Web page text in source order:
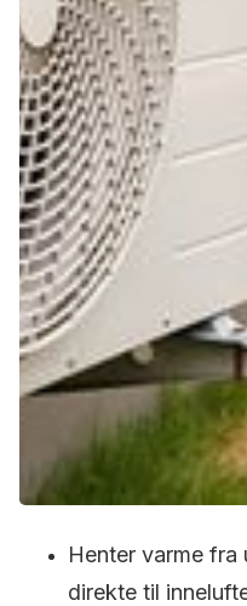
Henter varme fra
direkte til